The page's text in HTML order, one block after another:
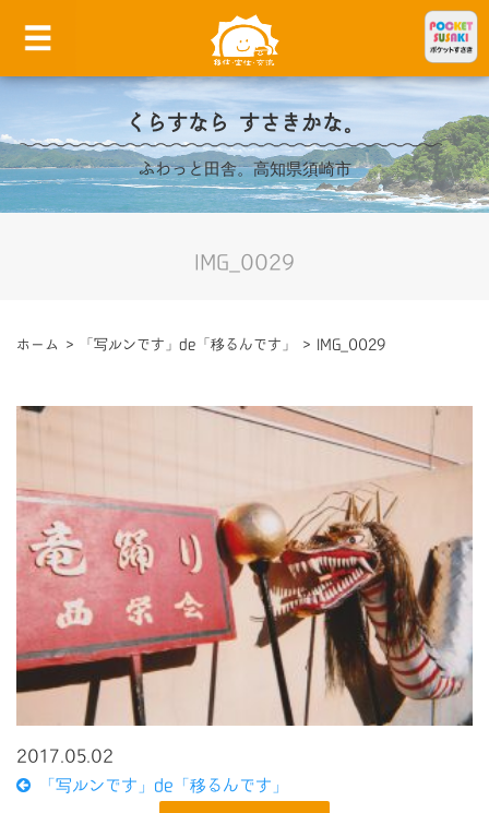
くらすなら すさきかな。
ふわっと田舎。高知県須崎市
IMG_0029
ホーム > 「写ルンです」de「移るんです」 > IMG_0029
2017.05.02
「写ルンです」de「移るんです」